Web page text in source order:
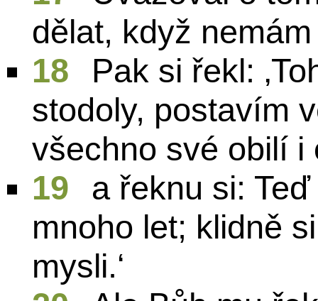
dělat, když
18
Pak si řekl:
stodoly, postavím
všechno své obilí i
19
a řeknu si:
mnoho let; klidně
mysli.‘